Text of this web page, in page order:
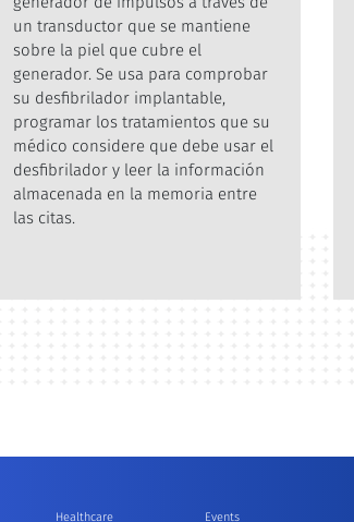
un transductor que se mantiene
sobre la piel que cubre el
generador. Se usa para comprobar
su desfibrilador implantable,
programar los tratamientos que su
médico considere que debe usar el
desfibrilador y leer la información
almacenada en la memoria entre
las citas.
Healthcare Events